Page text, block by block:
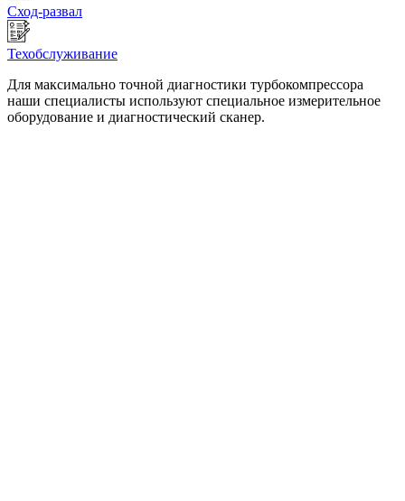
Сход-развал
Техобслуживание
Для максимально точной диагностики турбокомпрессора
наши специалисты используют специальное измерительное
оборудование и диагностический сканер.